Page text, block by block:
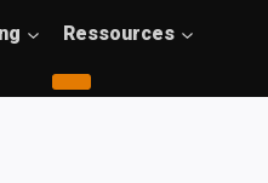
Ressources